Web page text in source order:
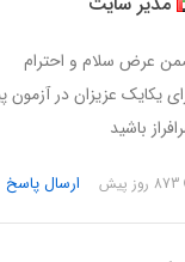
عرض سلام و احترام
یکایک عزیزان در
باشید
ارسال پاسخ